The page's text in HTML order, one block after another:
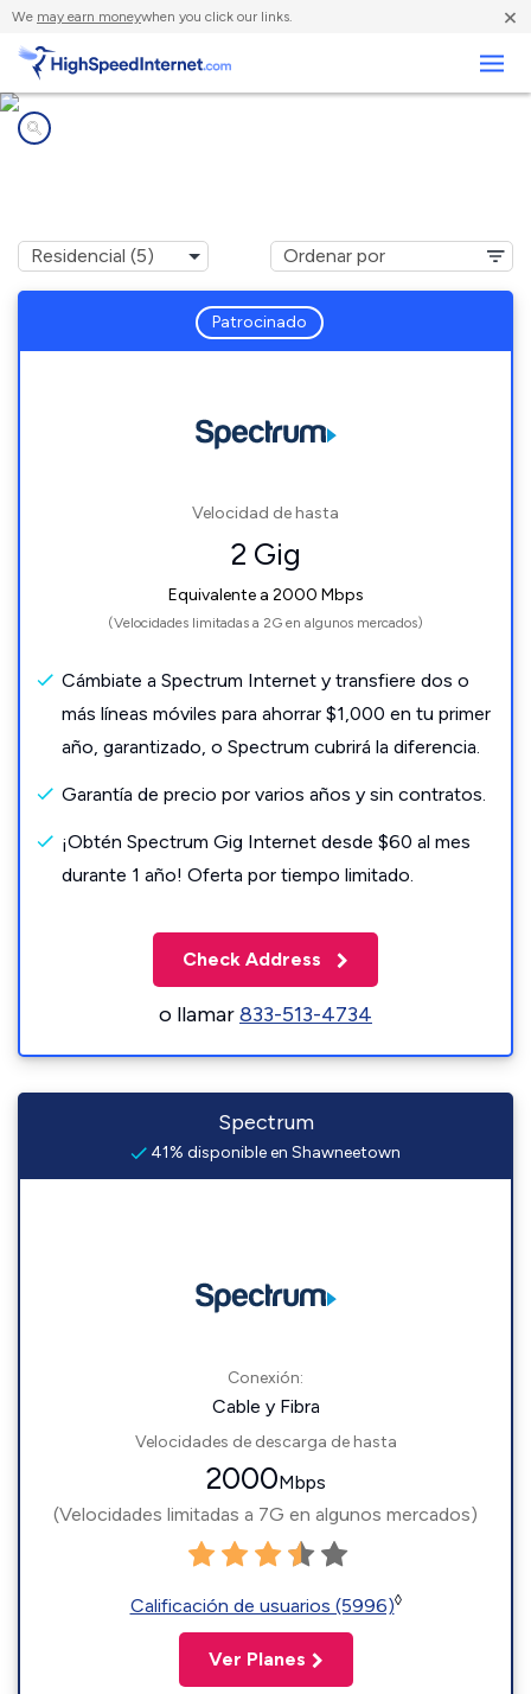
We may earn moneywhen you click our links. ×
Patrocinado
Velocidad de hasta
2 Gig
Equivalente a 2000 Mbps
(Velocidades limitadas a 2G en algunos mercados)
Cámbiate a Spectrum Internet y transfiere dos o
más líneas móviles para ahorrar $1,000 en tu primer
año, garantizado, o Spectrum cubrirá la diferencia.
Garantía de precio por varios años y sin contratos.
¡Obtén Spectrum Gig Internet desde $60 al mes
durante 1 año! Oferta por tiempo limitado.
Check Address
o llamar833-513-4734
Spectrum
41% disponible en Shawneetown
Conexión:
Cable y Fibra
Velocidades de descarga de hasta
2000Mbps
(Velocidades limitadas a 7G en algunos mercados)
Calificación de usuarios (5996)◊
Ver Planes